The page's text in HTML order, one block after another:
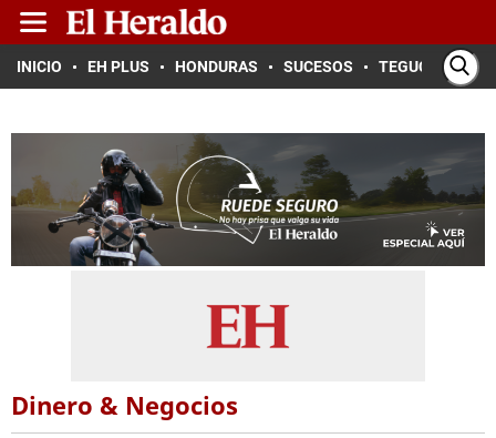
INICIO EH PLUS HONDURAS SUCESOS TEGUCIGALPA
Dinero & Negocios